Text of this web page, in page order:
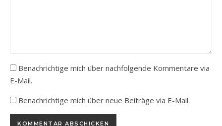
Benachrichtige mich über nachfolgende Kommentare via
E-Mail.
Benachrichtige mich über neue Beiträge via E-Mail.